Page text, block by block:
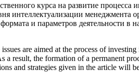
курса на развитие процесса
менеджмента
и параметров деятельности
are aimed at the process of
a result, the formation of a permanent
and strategies given in the article will